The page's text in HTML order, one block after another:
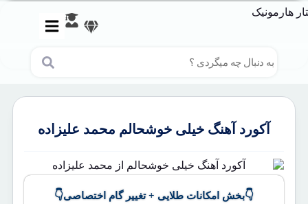
آکورد آهنگ خیلی خوشحالم محمد علیزاده
👇بخش امکانات طلایی + تغییر گام اختصاصی👇